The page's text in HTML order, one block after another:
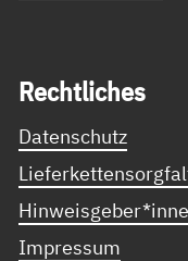
Recht­li­ches
Datenschutz
Impressum